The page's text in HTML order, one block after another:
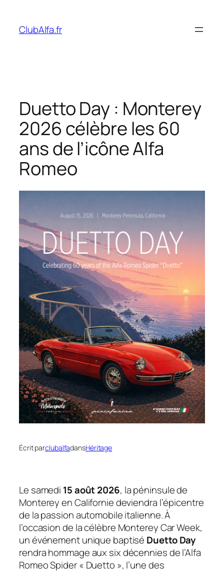
contenu
ClubAlfa.fr
Duetto Day : Monterey
2026 célèbre les 60
ans de l’icône Alfa
Romeo
Écrit parclubalfadansHéritage
Le samedi 15 août 2026, la péninsule de
Monterey en Californie deviendra l’épicentre
de la passion automobile italienne. À
l’occasion de la célèbre Monterey Car Week,
un événement unique baptisé Duetto Day
rendra hommage aux six décennies de l’Alfa
Romeo Spider « Duetto », l’une des